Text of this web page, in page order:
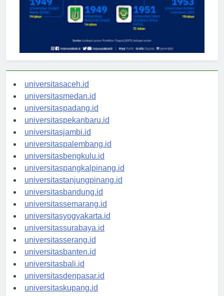
universitasaceh.id
universitasmedan.id
universitaspadang.id
universitaspekanbaru.id
universitasjambi.id
universitaspalembang.id
universitasbengkulu.id
universitaspangkalpinang.id
universitastanjungpinang.id
universitasbandung.id
universitassemarang.id
universitasyogyakarta.id
universitassurabaya.id
universitasserang.id
universitasbanten.id
universitasbali.id
universitasdenpasar.id